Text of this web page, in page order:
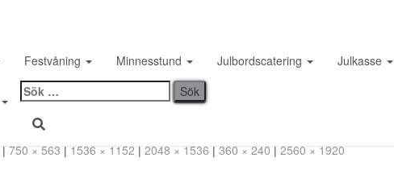
Festvåning Minnesstund Julbordscatering Julkasse
Sök
efter:
20230609_192144
| 750 × 563 | 1536 × 1152 | 2048 × 1536 | 360 × 240 | 2560 × 1920